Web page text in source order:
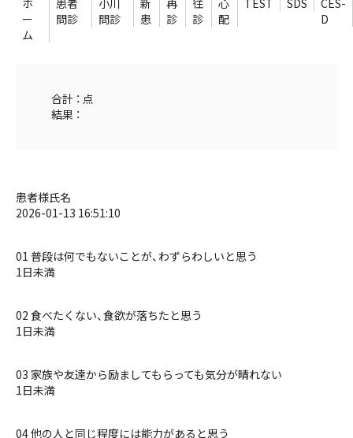
ー
ム
問診
問診
患
診
診
配
D
合計 ： 点
結果 ：
患者様氏名
2026-01-13 16:51:10
01 普段は何でもないことが、わずらわしいと思う
1日未満
02 食べたくない、食欲が落ちたと思う
1日未満
03 家族や友達から励ましてもらっても気分が晴れない
1日未満
04 他の人と同じ程度には能力があると思う